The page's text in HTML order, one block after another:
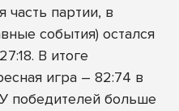
часть партии, в
события) остался
В итоге
игра – 82:74 в
победителей больше